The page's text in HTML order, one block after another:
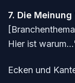
7. Die Meinung
Hier ist
Ecken und